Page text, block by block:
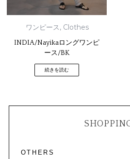
ワンピース, Clothes
INDIA/Nayikaロングワンピ
ース/BK
続きを読む
OTHERS